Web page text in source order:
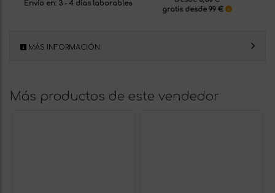
Envío en: 3 - 4 días laborables
gratis desde 99 €
MÁS INFORMACIÓN
Más productos de este vendedor